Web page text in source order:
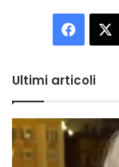
Ultimi articoli